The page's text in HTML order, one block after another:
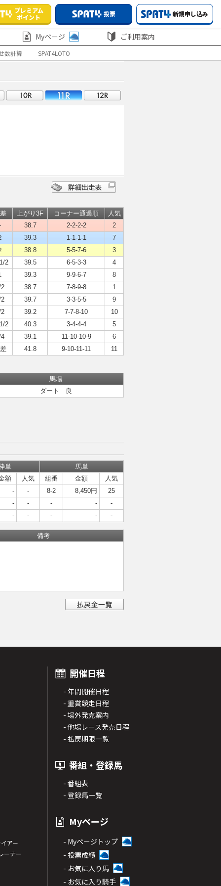
プレミアム
ポイント
投票 新規申し込み
Myページ ご利用案内
数計算 SPAT4LOTO
上がり3F コーナー通過順
人気
38.7 2-2-2-2
2
39.3 1-1-1-1
7
38.8 5-5-7-6
3
2
39.5 6-5-3-3
4
39.3 9-9-6-7
8
38.7 7-8-9-8
1
39.7 3-3-5-5
9
39.2 7-7-8-10
10
2
40.3 3-4-4-4
5
39.1 11-10-10-9
6
41.8 9-10-11-11 11
馬場
ダート 良
単
馬単
額
人気 組番 金額
人気
-
- 8-2 8,450円
25
-
- - -
-
-
- - - -
備考
アー
ーナー
開催日程
- 年間開催日程
- 重賞競走日程
- 場外発売案内
- 他場レース発売日程
- 払戻期限一覧
番組・登録馬
- 番組表
- 登録馬一覧
Myページ
- Myページトップ
- 投票成績
- お気に入り馬
- お気に入り騎手